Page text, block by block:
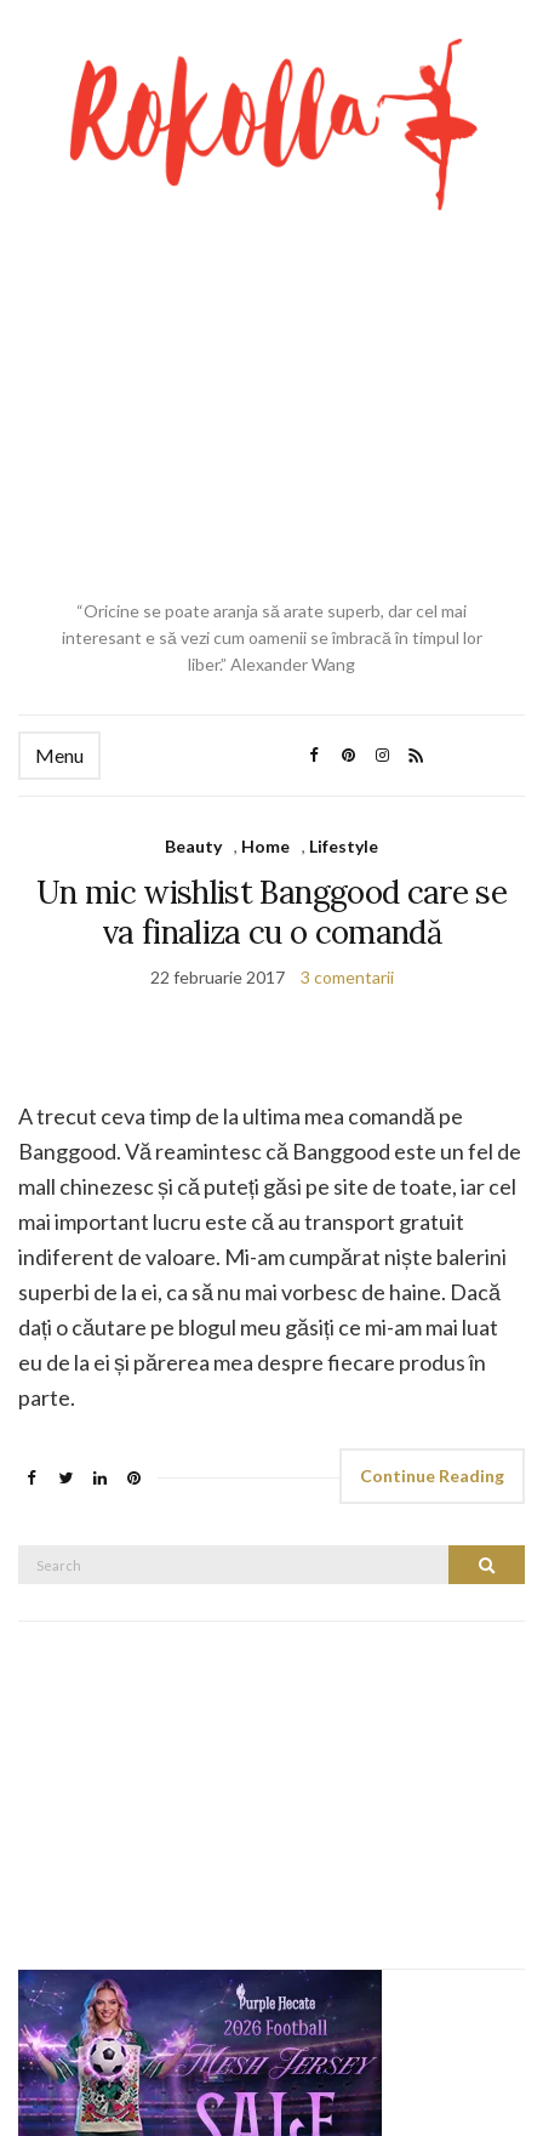
“Oricine se poate aranja să arate superb, dar cel mai
interesant e să vezi cum oamenii se îmbracă în timpul lor
liber.” Alexander Wang
Menu
Beauty , Home , Lifestyle
Un mic wishlist Banggood care se
va finaliza cu o comandă
22 februarie 2017 3 comentarii
A trecut ceva timp de la ultima mea comandă pe
Banggood. Vă reamintesc că Banggood este un fel de
mall chinezesc și că puteți găsi pe site de toate, iar cel
mai important lucru este că au transport gratuit
indiferent de valoare. Mi-am cumpărat niște balerini
superbi de la ei, ca să nu mai vorbesc de haine. Dacă
dați o căutare pe blogul meu găsiți ce mi-am mai luat
eu de la ei și părerea mea despre fiecare produs în
parte.
Continue Reading
Search